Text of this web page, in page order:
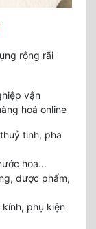
rộng rãi
vận
hoá online
tinh, pha
hoa...
dược phẩm,
phụ kiện